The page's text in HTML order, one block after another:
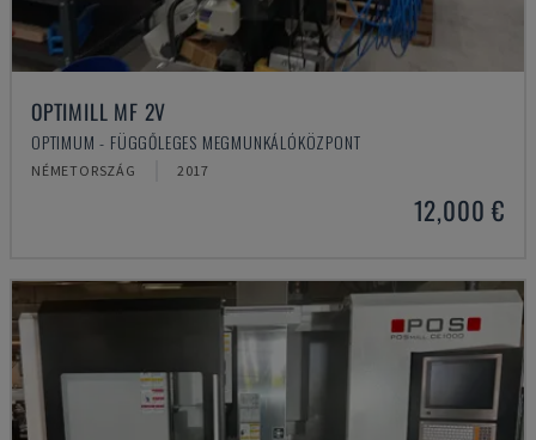
OPTIMILL MF 2V
OPTIMUM - FÜGGŐLEGES MEGMUNKÁLÓKÖZPONT
NÉMETORSZÁG 2017
12,000 €